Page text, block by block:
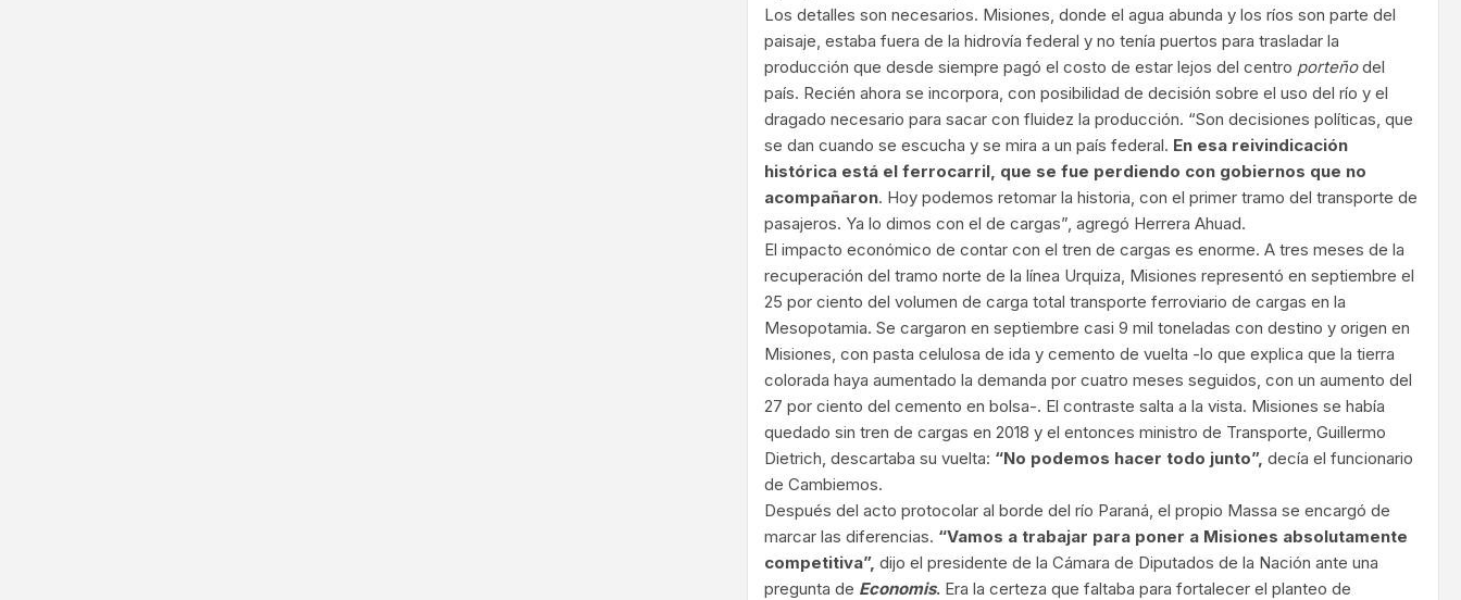
Los detalles son necesarios. Misiones, donde el agua abunda y los ríos son parte del
paisaje, estaba fuera de la hidrovía federal y no tenía puertos para trasladar la
producción que desde siempre pagó el costo de estar lejos del centro porteñodel
país. Recién ahora se incorpora, con posibilidad de decisión sobre el uso del río y el
dragado necesario para sacar con fluidez la producción. “Son decisiones políticas, que
se dan cuando se escucha y se mira a un país federal. En esa reivindicación
histórica está el ferrocarril, que se fue perdiendo con gobiernos que no
acompañaron. Hoy podemos retomar la historia, con el primer tramo del transporte de
pasajeros. Ya lo dimos con el de cargas”, agregó Herrera Ahuad.
El impacto económico de contar con el tren de cargas es enorme. A tres meses de la
recuperación del tramo norte de la línea Urquiza, Misiones representó en septiembre el
25 por ciento del volumen de carga total transporte ferroviario de cargas en la
Mesopotamia. Se cargaron en septiembre casi 9 mil toneladas con destino y origen en
Misiones, con pasta celulosa de ida y cemento de vuelta -lo que explica que la tierra
colorada haya aumentado la demanda por cuatro meses seguidos, con un aumento del
27 por ciento del cemento en bolsa-. El contraste salta a la vista. Misiones se había
quedado sin tren de cargas en 2018 y el entonces ministro de Transporte, Guillermo
Dietrich, descartaba su vuelta: “No podemos hacer todo junto”, decía el funcionario
de Cambiemos.
Después del acto protocolar al borde del río Paraná, el propio Massa se encargó de
marcar las diferencias. “Vamos a trabajar para poner a Misiones absolutamente
competitiva”, dijo el presidente de la Cámara de Diputados de la Nación ante una
pregunta de Economis. Era la certeza que faltaba para fortalecer el planteo de